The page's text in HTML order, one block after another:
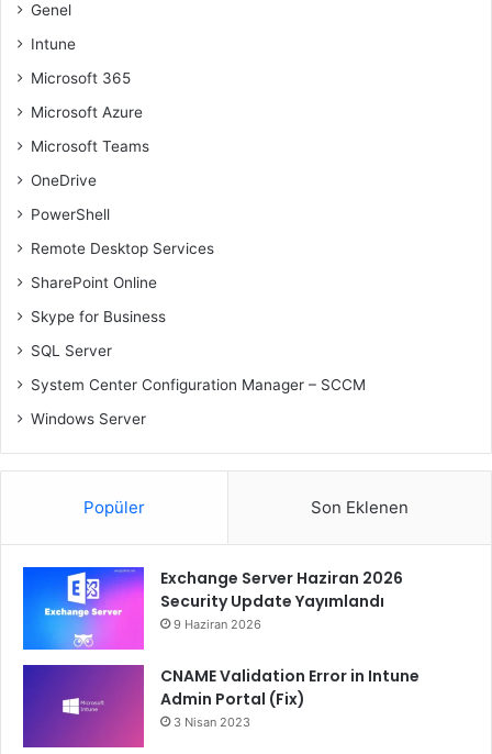
Genel
Intune
Microsoft 365
Microsoft Azure
Microsoft Teams
OneDrive
PowerShell
Remote Desktop Services
SharePoint Online
Skype for Business
SQL Server
System Center Configuration Manager – SCCM
Windows Server
Popüler Son Eklenen
Exchange Server Haziran 2026
Security Update Yayımlandı
9 Haziran 2026
CNAME Validation Error in Intune
Admin Portal (Fix)
3 Nisan 2023